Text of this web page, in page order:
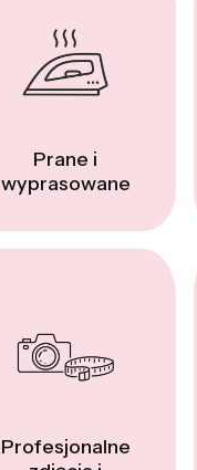
Prane i
wyprasowane
Profesjonalne